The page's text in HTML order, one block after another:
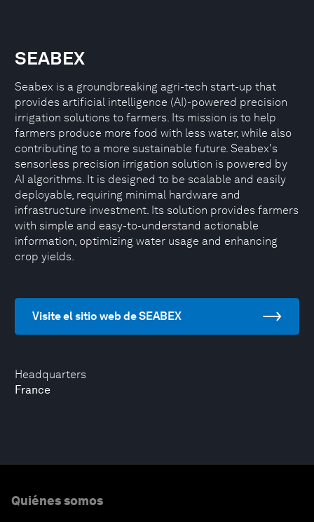
Headquarters
France
SEABEX
Seabex is a groundbreaking agri-tech start-up that
provides artificial intelligence (AI)-powered precision
irrigation solutions to farmers. Its mission is to help
farmers produce more food with less water, while also
contributing to a more sustainable future. Seabex's
sensorless precision irrigation solution is powered by
AI algorithms. It is designed to be scalable and easily
deployable, requiring minimal hardware and
infrastructure investment. Its solution provides farmers
with simple and easy-to-understand actionable
information, optimizing water usage and enhancing
crop yields.
Visite el sitio web de SEABEX
Quiénes somos